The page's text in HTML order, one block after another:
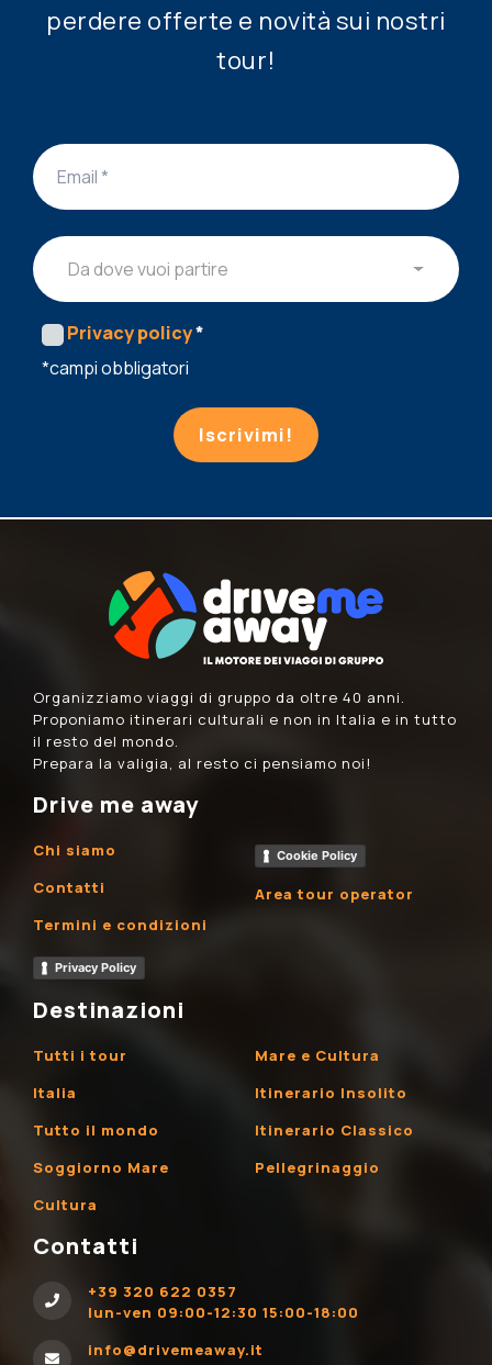
perdere offerte e novità sui nostri
tour!
Da dove vuoi partire
Privacy policy*
*campi obbligatori
Iscrivimi!
Organizziamo viaggi di gruppo da oltre 40 anni.
Proponiamo itinerari culturali e non in Italia e in tutto
il resto del mondo.
Prepara la valigia, al resto ci pensiamo noi!
Drive me away
Chi siamo
Contatti
Termini e condizioni
Privacy Policy
Cookie Policy
Area tour operator
Destinazioni
Tutti i tour
Italia
Tutto il mondo
Soggiorno Mare
Cultura
Mare e Cultura
Itinerario Insolito
Itinerario Classico
Pellegrinaggio
Contatti
+39 320 622 0357
lun-ven 09:00-12:30 15:00-18:00
info@drivemeaway.it